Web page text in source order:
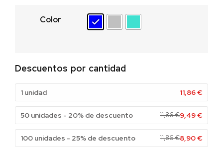
Color
Descuentos por cantidad
1 unidad 11,86€
50 unidades - 20% de descuento 11,86€9,49€
100 unidades - 25% de descuento 11,86€8,90€